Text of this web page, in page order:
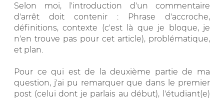
Selon moi, l'introduction d'un commentaire
d'arrêt doit contenir : Phrase d'accroche,
définitions, contexte (c'est là que je bloque, je
n'en trouve pas pour cet article), problématique,
et plan.
Pour ce qui est de la deuxième partie de ma
question, j'ai pu remarquer que dans le premier
post (celui dont je parlais au début), l'étudiant(e)